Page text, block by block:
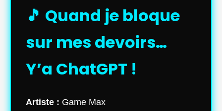
🎵 Quand je bloque
sur mes devoirs…
Y’a ChatGPT !
Artiste : Game Max